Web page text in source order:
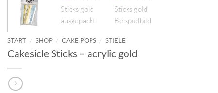
START / SHOP / CAKE POPS / STIELE
Cakesicle Sticks – acrylic gold